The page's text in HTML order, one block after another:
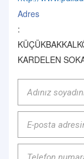
Adres
:
KARDELEN